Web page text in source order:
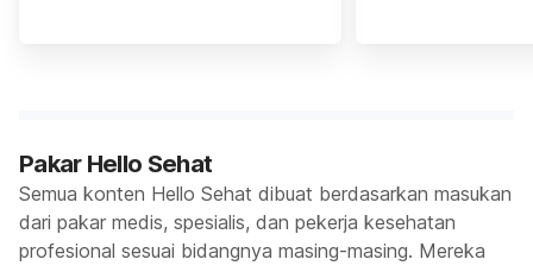
Pakar Hello Sehat
Semua konten Hello Sehat dibuat berdasarkan masukan
dari pakar medis, spesialis, dan pekerja kesehatan
profesional sesuai bidangnya masing-masing. Mereka